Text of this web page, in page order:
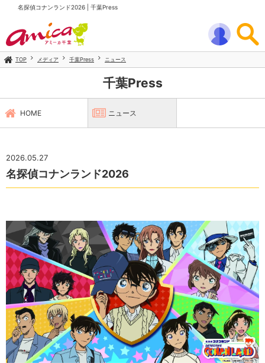
名探偵コナンランド2026 | 千葉Press
TOP メディア 千葉Press ニュース
千葉Press
HOME ニュース
2026.05.27
名探偵コナンランド2026